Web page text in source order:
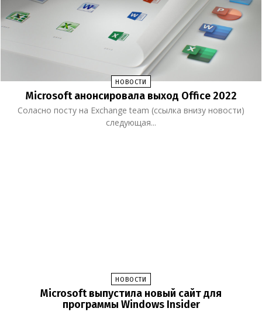
НОВОСТИ
Microsoft анонсировала выход Office 2022
Соласно посту на Exchange team (ссылка внизу новости)
следующая...
НОВОСТИ
Microsoft выпустила новый сайт для
программы Windows Insider